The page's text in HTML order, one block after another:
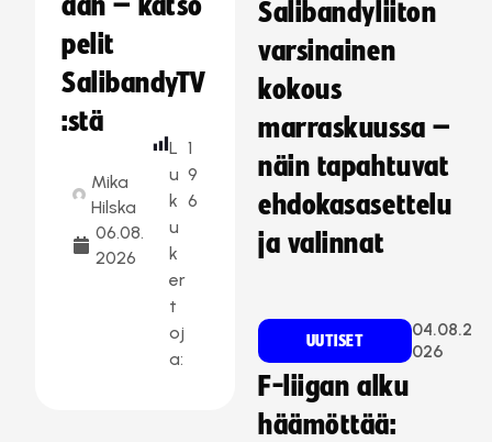
aan – katso
pelit
SalibandyTV
:stä
Mika
Hilska
06.08.
2026
L
u
k
u
k
er
t
oj
a:
1
9
6
Salibandyliiton
varsinainen
kokous
marraskuussa –
näin tapahtuvat
ehdokasasettelu
ja valinnat
UUTISET
04.08.2
026
F-liigan alku
häämöttää: